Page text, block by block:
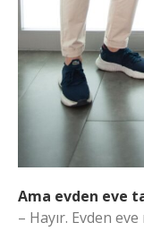
Ama evden eve
– Hayır. Evden